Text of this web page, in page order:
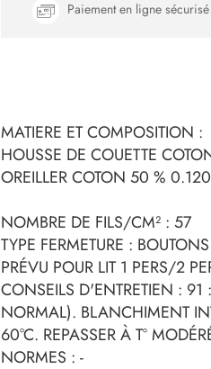
Paiement en ligne
MATIERE ET COMPOSITION :
HOUSSE DE COUETTE
OREILLER COTON 50 %
NOMBRE DE FILS/CM² : 57
TYPE FERMETURE : BOUTONS
PRÉVU POUR LIT 1 PERS/2
CONSEILS D'ENTRETIEN : 91
NORMAL). BLANCHIMENT
60°C. REPASSER À T°
NORMES : -